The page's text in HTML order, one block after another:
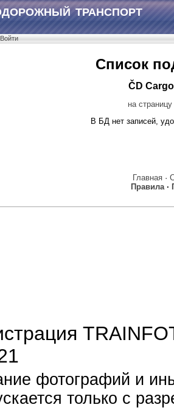
ТРАНСПОРТ
Войти
Список
ČD
на
В БД нет записей,
Главная·
Правила·
фотографий и
только с